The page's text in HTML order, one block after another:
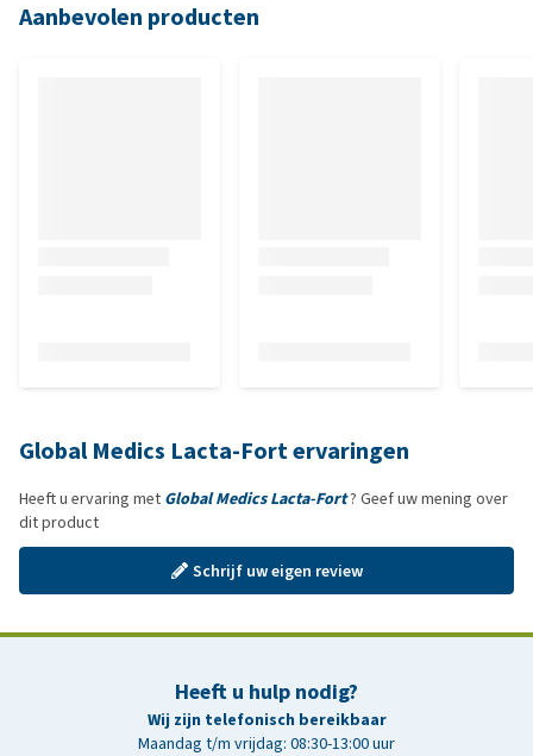
Aanbevolen producten
Global Medics Lacta-Fort ervaringen
Heeft u ervaring met Global Medics Lacta-Fort? Geef uw mening over
dit product
Schrijf uw eigen review
Heeft u hulp nodig?
Wij zijn telefonisch bereikbaar
Maandag t/m vrijdag: 08:30-13:00 uur